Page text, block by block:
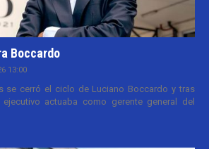
Boccardo
13:00
se cerró el ciclo de Luciano Boccardo y tras
actuaba como gerente general del